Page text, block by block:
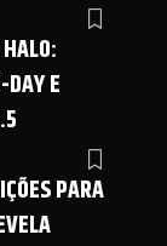
DAY E
PARA